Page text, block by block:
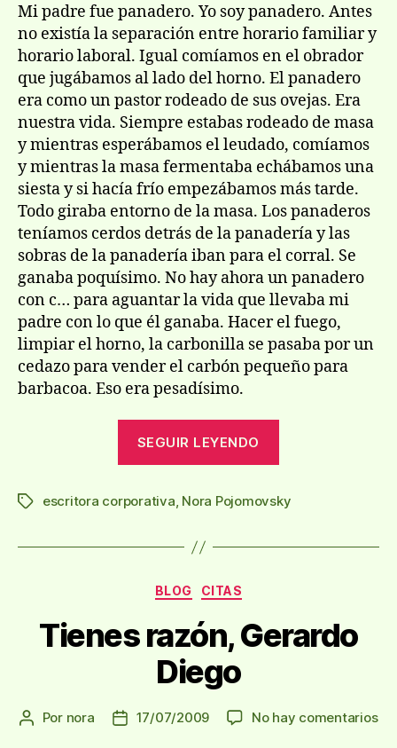
Mi padre fue panadero. Yo soy panadero. Antes
no existí­a la separación entre horario familiar y
horario laboral. Igual comí­amos en el obrador
que jugábamos al lado del horno. El panadero
era como un pastor rodeado de sus ovejas. Era
nuestra vida. Siempre estabas rodeado de masa
y mientras esperábamos el leudado, comí­amos
y mientras la masa fermentaba echábamos una
siesta y si hací­a frí­o empezábamos más tarde.
Todo giraba entorno de la masa. Los panaderos
tení­amos cerdos detrás de la panaderí­a y las
sobras de la panaderí­a iban para el corral. Se
ganaba poquí­simo. No hay ahora un panadero
con c… para aguantar la vida que llevaba mi
padre con lo que él ganaba. Hacer el fuego,
limpiar el horno, la carbonilla se pasaba por un
cedazo para vender el carbón pequeño para
barbacoa. Eso era pesadí­simo.
SEGUIR LEYENDO
¡Y
madre!»
Etiquetas
escritora corporativa, Nora Pojomovsky
Categorías
BLOG CITAS
Tienes razón, Gerardo
Diego
Autor
Por nora
Fecha17/07/2009 No hay comentariosen